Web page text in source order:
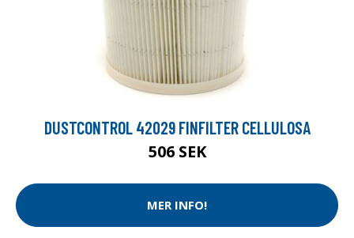
DUSTCONTROL 42029 FINFILTER CELLULOSA
506 SEK
MER INFO!